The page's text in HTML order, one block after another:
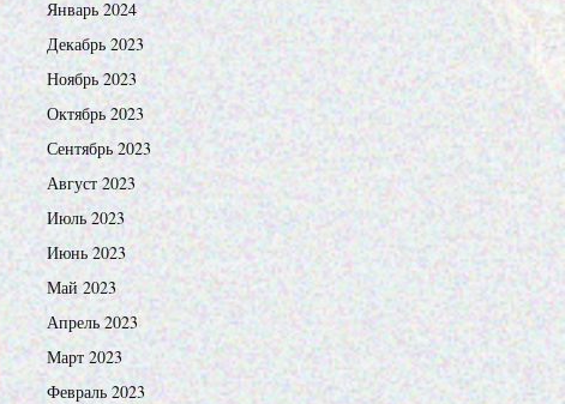
Январь 2024
Декабрь 2023
Ноябрь 2023
Октябрь 2023
Сентябрь 2023
Август 2023
Июль 2023
Июнь 2023
Май 2023
Апрель 2023
Март 2023
Февраль 2023